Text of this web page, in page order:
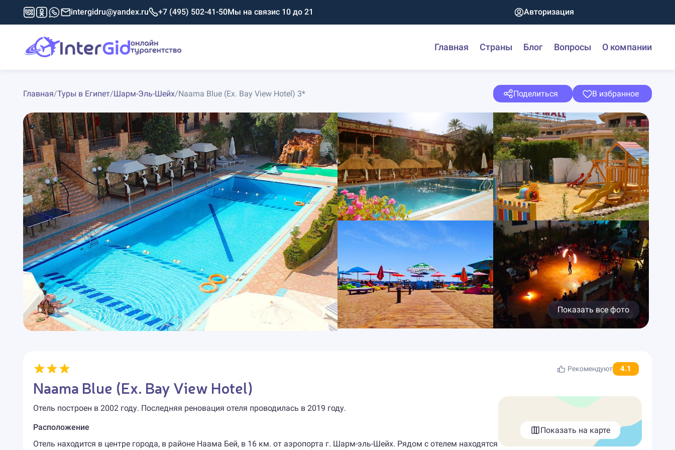
intergidru@yandex.ru +7 (495) 502-41-50Мы на связис 10 до 21 Авторизация
Главная Страны Блог Вопросы О компании
Главная/Туры в Египет/Шарм-Эль-Шейх/Naama Blue (Ex. Bay View Hotel) 3* Поделиться В избранное
Показать все фото
Рекомендуют 4.1
Naama Blue (Ex. Bay View Hotel)
Отель построен в 2002 году. Последняя реновация отеля проводилась в 2019 году.
Расположение
Отель находится в центре города, в районе Наама Бей, в 16 км. от аэропорта г. ​Шарм-эль-Шейх. Рядом с отелем находятся
Показать на карте